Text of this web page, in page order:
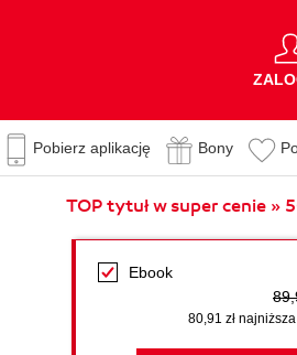
Pobierz aplikację Bony
TOP tytuł w super cenie »
Ebook
80,91 zł